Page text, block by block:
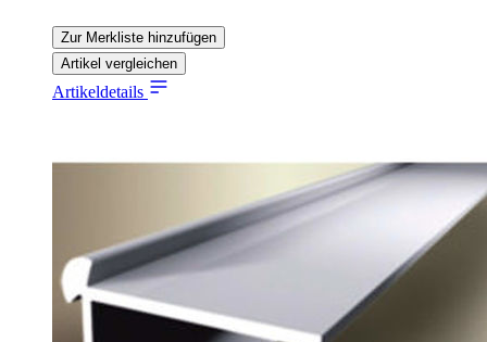
Zur Merkliste hinzufügen
Artikel vergleichen
Artikeldetails